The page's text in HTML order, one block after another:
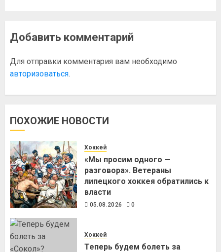
Добавить комментарий
Для отправки комментария вам необходимо
авторизоваться.
ПОХОЖИЕ НОВОСТИ
Хоккей
«Мы просим одного —
разговора». Ветераны
липецкого хоккея обратились к
власти
05.08.2026 0
Хоккей
Теперь будем болеть за